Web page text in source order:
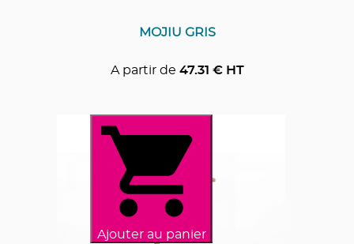
MOJIU GRIS
A partir de 47.31 € HT
Ajouter au panier